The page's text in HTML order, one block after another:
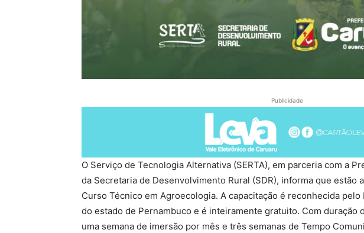
Publicidade
O Serviço de Tecnologia Alternativa (SERTA), em parceria com a
da Secretaria de Desenvolvimento Rural (SDR), informa que estão
Curso Técnico em Agroecologia. A capacitação é reconhecida
do estado de Pernambuco e é inteiramente gratuito. Com duração
uma semana de imersão por mês e três semanas de Tempo